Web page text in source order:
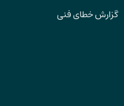
گزارش خطای فنی